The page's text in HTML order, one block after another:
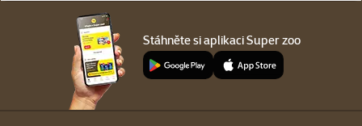
Stáhněte si aplikaci Super zoo